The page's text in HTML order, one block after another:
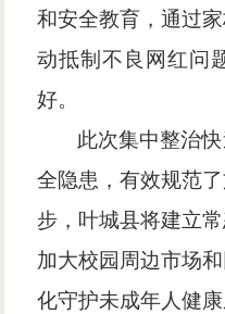
和安全教育，通过
动抵制不良网红问
好。
此次集中整治
全隐患，有效规范
步，叶城县将建立
加大校园周边市场
化守护未成年人健康